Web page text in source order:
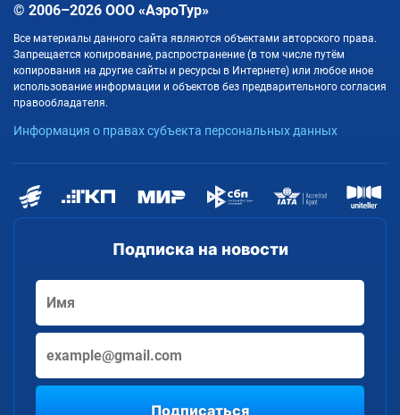
Подписка на новости
Подписаться
© 2006–2026 ООО «АэроТур»
Все материалы данного сайта являются объектами авторского права.
Запрещается копирование, распространение (в том числе путём
копирования на другие сайты и ресурсы в Интернете) или любое иное
использование информации и объектов без предварительного согласия
правообладателя.
Информация о правах субъекта персональных данных